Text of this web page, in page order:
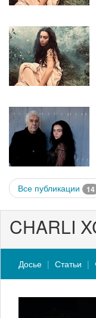
Все публикации 14
CHARLI
Досье Статьи